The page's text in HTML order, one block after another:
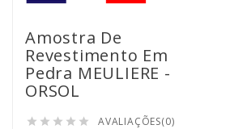
Amostra De
Revestimento Em
Pedra MEULIERE -
ORSOL
     AVALIAÇÕES(0)